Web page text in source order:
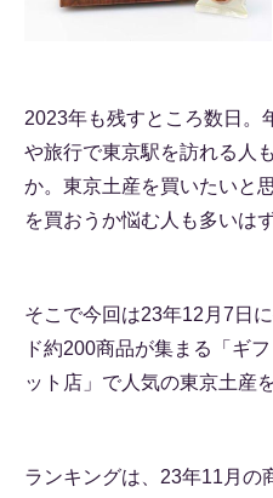
2023年も残すところ数日。
や旅行で東京駅を訪れる人
か。東京土産を買いたいと
を買おうか悩む人も多いはず
そこで今回は23年12月7日
ド約200商品が集まる「ギ
ット店」で人気の東京土産
ランキングは、23年11月の